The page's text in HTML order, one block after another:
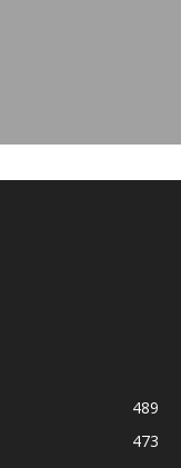
489
473